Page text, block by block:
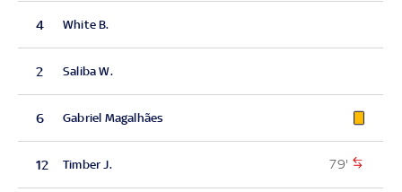
4 White B.
2 Saliba W.
6 Gabriel Magalhães
12 Timber J. 79'